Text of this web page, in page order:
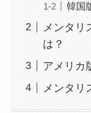
韓国
メンタリ
は？
アメリカ
メンタリ